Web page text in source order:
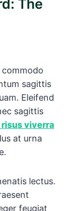
The
sagittis
Eleifend
sagittis
risus viverra
at urna
lectus.
feugiat